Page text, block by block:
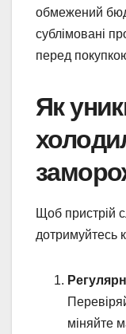
обмежений
сублімовані
перед
Як
Щоб пристрій
дотримуйтесь
міняйте